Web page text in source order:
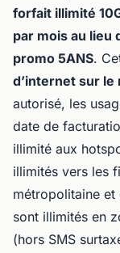
forfait illimité
par mois au lieu
promo 5ANS.
d’internet sur le
autorisé, les
date de
illimité aux
illimités vers les
métropolitaine et
sont illimités en
(hors SMS